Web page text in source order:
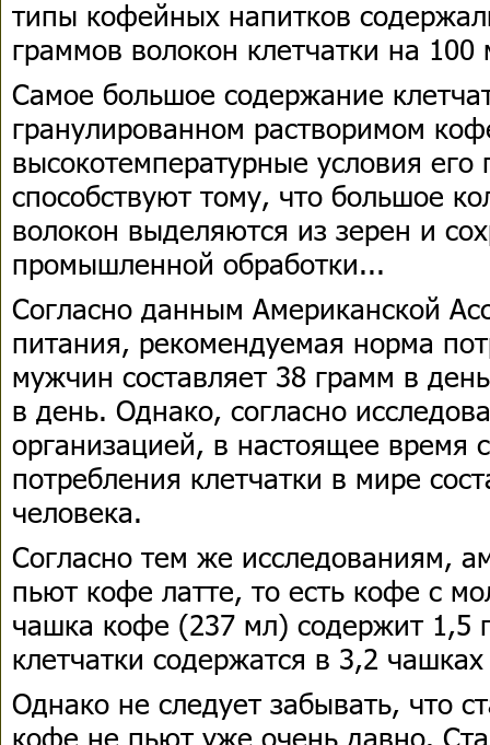
типы кофейных напитков
граммов волокон клетчатки на
Самое большое содержание
гранулированном растворимом
высокотемпературные условия его
способствуют тому, что большое
волокон выделяются из зерен и
промышленной обработки...
Согласно данным Американской
питания, рекомендуемая норма
мужчин составляет 38 грамм в
в день. Однако, согласно
организацией, в настоящее время
потребления клетчатки в мире
человека.
Согласно тем же исследованиям,
пьют кофе латте, то есть кофе с
чашка кофе (237 мл) содержит 1,5
клетчатки содержатся в 3,2
Однако не следует забывать, что
кофе не пьют уже очень давно.